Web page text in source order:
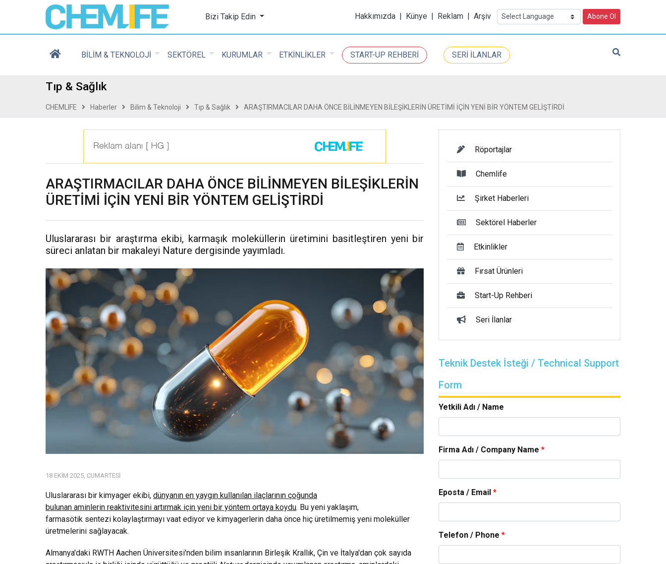
Chemlife - Basılı ve Dijital Kimya Dergisi
Bizi Takip Edin Hakkımızda | Künye | Reklam | Arşiv Abone Ol
BİLİM & TEKNOLOJİ SEKTÖREL KURUMLAR ETKİNLİKLER START-UP REHBERİ SERİ İLANLAR
Tıp & Sağlık
CHEMLIFE Haberler Bilim & Teknoloji Tıp & Sağlık ARAŞTIRMACILAR DAHA ÖNCE BİLİNMEYEN BİLEŞİKLERİN ÜRETİMİ İÇİN YENİ BİR YÖNTEM GELİŞTİRDİ
ARAŞTIRMACILAR DAHA ÖNCE BİLİNMEYEN BİLEŞİKLERİN
ÜRETİMİ İÇİN YENİ BİR YÖNTEM GELİŞTİRDİ
Uluslararası bir araştırma ekibi, karmaşık moleküllerin üretimini basitleştiren yeni bir
süreci anlatan bir makaleyi Nature dergisinde yayımladı.
18 EKIM 2025, CUMARTESI
Uluslararası bir kimyager ekibi, dünyanın en yaygın kullanılan ilaçlarının çoğunda
bulunan aminlerin reaktivitesini artırmak için yeni bir yöntem ortaya koydu. Bu yeni yaklaşım,
farmasötik sentezi kolaylaştırmayı vaat ediyor ve kimyagerlerin daha önce hiç üretilmemiş yeni moleküller
üretmelerini sağlayacak.
Almanya'daki RWTH Aachen Üniversitesi'nden bilim insanlarının Birleşik Krallık, Çin ve İtalya'dan çok sayıda
Röportajlar
Chemlife
Şirket Haberleri
Sektörel Haberler
Etkinlikler
Fırsat Ürünleri
Start-Up Rehberi
Seri İlanlar
Teknik Destek İsteği / Technical Support
Form
Yetkili Adı / Name
Firma Adı / Company Name *
Eposta / Email *
Telefon / Phone *